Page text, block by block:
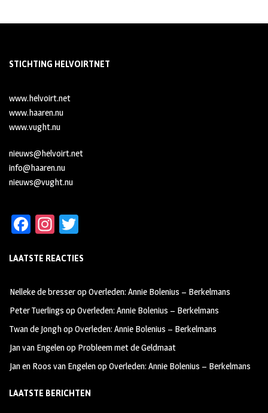
STICHTING HELVOIRTNET
www.helvoirt.net
www.haaren.nu
www.vught.nu
nieuws@helvoirt.net
info@haaren.nu
nieuws@vught.nu
Fa
b
oo
k
In
ag
m
tt
LAATSTE REACTIES
Nelleke de bresseropOverleden: Annie Bolenius – Berkelmans
Peter Tuerlings opOverleden: Annie Bolenius – Berkelmans
Twan de JonghopOverleden: Annie Bolenius – Berkelmans
Jan van Engelenop Probleem met de Geldmaat
Jan en Roos van EngelenopOverleden: Annie Bolenius – Berkelmans
LAATSTE BERICHTEN